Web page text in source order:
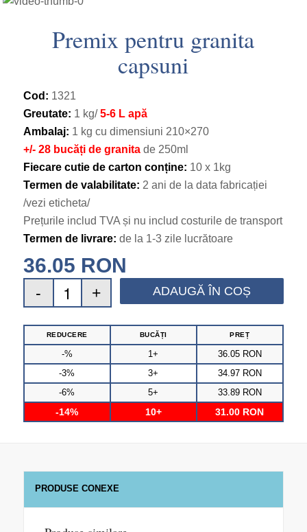
Premix pentru granita
capsuni
Cod: 1321
Greutate: 1 kg/5-6 L apă
Ambalaj: 1 kg cu dimensiuni 210×270
+/- 28 bucăți de granitade 250ml
Fiecare cutie de carton conține: 10 x 1kg
Termen de valabilitate: 2 ani de la data fabricației
/vezi eticheta/
Prețurile includ TVA și nu includ costurile de transport
Termen de livrare: de la 1-3 zile lucrătoare
36.05 RON
ADAUGĂ ÎN COȘ
REDUCERE BUCĂȚI PREȚ
-% 1+ 36.05 RON
-3%
3+ 34.97 RON
-6%
5+ 33.89 RON
-14% 10+ 31.00 RON
PRODUSE CONEXE